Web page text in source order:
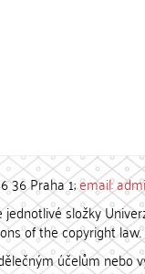
36 Praha 1;email:
složky
of the copyright law.
účelům nebo